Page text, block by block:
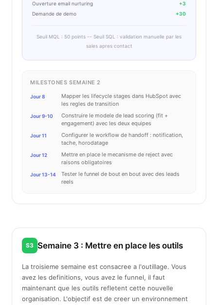
Ouverture email nurturing
+3
Demande de demo
+30
Seuil MQL : 50 points -- Seuil SQL : validation manuelle par les
sales apres contact
MILESTONES SEMAINE 2
Jour 8
Mapper les lifecycle stages dans HubSpot avec
les regles de transition
Jour 9-10
Construire le modele de lead scoring (fit +
engagement) avec les deux equipes
Jour 11
Configurer le workflow de handoff : notification,
tache, horodatage
Jour 12
Mettre en place le mecanisme de reject avec
raisons obligatoires
Jour 13-14
Tester le funnel de bout en bout avec des leads
reels
S3 Semaine 3 : Mettre en place les outils
La troisieme semaine est consacree a l'outillage. Vous
avez les definitions, vous avez le funnel, il faut
maintenant que les outils refletent cette nouvelle
organisation. L'objectif est de creer un environnement